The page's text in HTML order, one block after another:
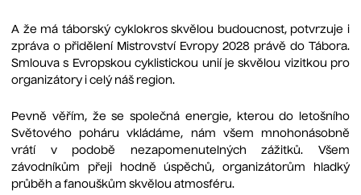
A že má táborský cyklokros skvělou budoucnost, potvrzuje i
zpráva o přidělení Mistrovství Evropy 2028 právě do Tábora.
Smlouva s Evropskou cyklistickou unií je skvělou vizitkou pro
organizátory i celý náš region.
Pevně věřím, že se společná energie, kterou do letošního
Světového poháru vkládáme, nám všem mnohonásobně
vrátí v podobě nezapomenutelných zážitků. Všem
závodníkům přeji hodně úspěchů, organizátorům hladký
průběh a fanouškům skvělou atmosféru.